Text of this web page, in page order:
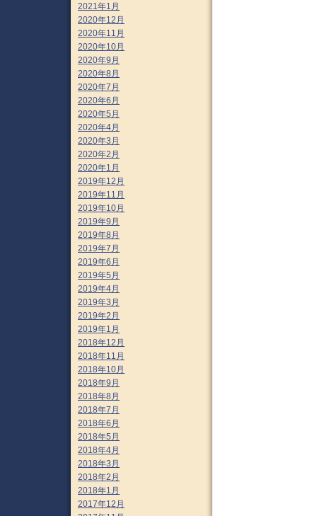
2021年1月
2020年12月
2020年11月
2020年10月
2020年9月
2020年8月
2020年7月
2020年6月
2020年5月
2020年4月
2020年3月
2020年2月
2020年1月
2019年12月
2019年11月
2019年10月
2019年9月
2019年8月
2019年7月
2019年6月
2019年5月
2019年4月
2019年3月
2019年2月
2019年1月
2018年12月
2018年11月
2018年10月
2018年9月
2018年8月
2018年7月
2018年6月
2018年5月
2018年4月
2018年3月
2018年2月
2018年1月
2017年12月